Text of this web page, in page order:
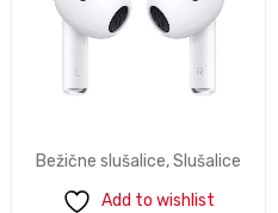
Bežične slušalice,Slušalice
Add to wishlist